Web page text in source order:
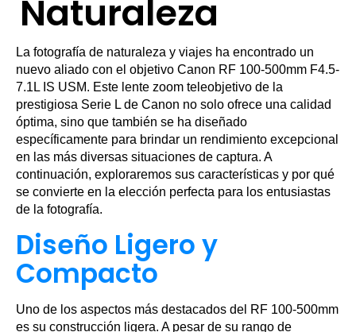
Naturaleza
La fotografía de naturaleza y viajes ha encontrado un
nuevo aliado con el objetivo Canon RF 100-500mm F4.5-
7.1L IS USM. Este lente zoom teleobjetivo de la
prestigiosa Serie L de Canon no solo ofrece una calidad
óptima, sino que también se ha diseñado
específicamente para brindar un rendimiento excepcional
en las más diversas situaciones de captura. A
continuación, exploraremos sus características y por qué
se convierte en la elección perfecta para los entusiastas
de la fotografía.
Diseño Ligero y
Compacto
Uno de los aspectos más destacados del RF 100-500mm
es su construcción ligera. A pesar de su rango de